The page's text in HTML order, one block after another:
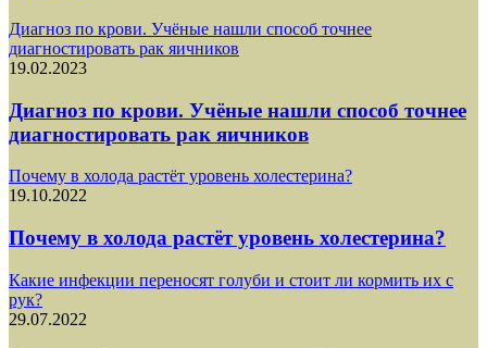
Диагноз по крови. Учёные нашли способ точнее
диагностировать рак яичников
19.02.2023
Диагноз по крови. Учёные нашли способ точнее
диагностировать рак яичников
Почему в холода растёт уровень холестерина?
19.10.2022
Почему в холода растёт уровень холестерина?
Какие инфекции переносят голуби и стоит ли кормить их с
рук?
29.07.2022